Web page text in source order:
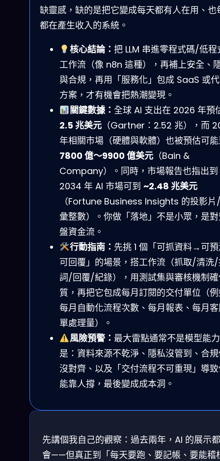
缺靈感，缺的是把它變成每天都有人在用、也
都在產生收入的系統。
核心結論： 把 LLM 串進零程式碼/低程
工作流（像 n8n 這種），再補上安全、
與合規，再用「服務化」包成 SaaS 或
方案，才有機會把熱潮變現。
關鍵數據： 全球 AI 支出在 2026 年預
2.5 兆美元 （Gartner：2.52 兆），而
年相關市場（硬體與軟體）也被預估可
7800 億～9900 億美元 （Bain &
Company）。同時，市場報告也指出到
2034 年 AI 市場可到 ~2.48 兆美元
（Fortune Business Insights 的投影
彙整數）。你做「落地」不是小眾，是
盤資金流。
行動指南： 先挑 1 個「可抓資料→可
可回覆」的場景，搭工作流（抓取/清洗
詞/回覆/紀錄），用測試集與審核機制
質，再把它包成每月訂閱的交付單位（
每月自動化流程次數、每月報表、每月
單處理量）。
風險預警： 最大雷點通常不是模型能
是：資料來源不乾淨、隱私沒管到、合
沒對齊、以及「交付流程不可重現」導
能靠人撐，最後變成成本洞。
先講個我自己的觀察：過去兩年，AI 的展示
會——但真正到「每天要跑、要記帳、要能稽